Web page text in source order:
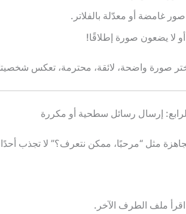
صور غامضة أو معدّلة بالفلاتر.
أو لا يضعون صورة إطلاقًا!
صورة واضحة، لائقة، محترمة، تعكس
إرسال رسائل سطحية أو مكررة
مثل “مرحبًا، ممكن نتعرف؟” لا تجذب
اقرأ ملف الطرف الآخر.